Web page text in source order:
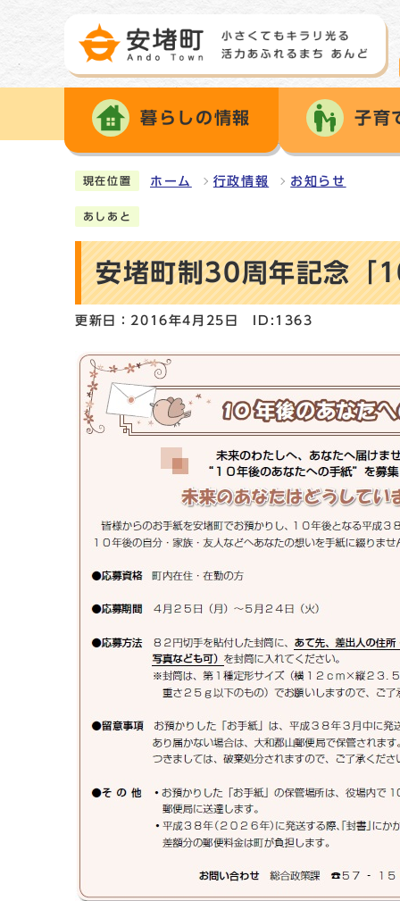
暮らしの情報 子育
現在位置 ホーム 行政情報 お知らせ
あしあと
安堵町制30周年記念「
更新日：2016年4月25日 ID:1363